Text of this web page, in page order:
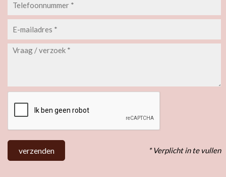
verzenden * Verplicht in te vullen